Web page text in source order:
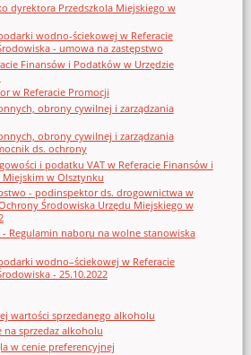
dyrektora Przedszkola Miejskiego w
wodno-ściekowej w Referacie
- umowa na zastępstwo
Finansów i Podatków w Urzędzie
w Referacie Promocji
obrony cywilnej i zarządzania
obrony cywilnej i zarządzania
ds. ochrony
i podatku VAT w Referacie Finansów i
w Olsztynku
- podinspektor ds. drogownictwa w
Środowiska Urzędu Miejskiego w
- Regulamin naboru na wolne stanowiska
wodno–ściekowej w Referacie
- 25.10.2022
wartości sprzedanego alkoholu
na sprzedaz alkoholu
w cenie preferencyjnej